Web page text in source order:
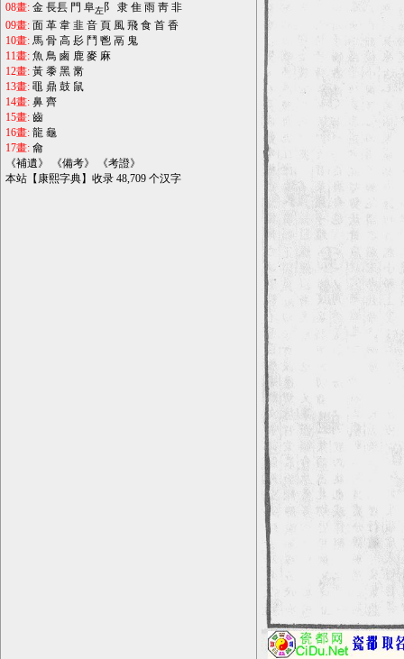
08畫: 金 長镸 門 阜左阝 隶 隹 雨 靑 非
09畫: 面 革 韋 韭 音 頁 風 飛 食 首 香
10畫: 馬 骨 高 髟 鬥 鬯 鬲 鬼
11畫: 魚 鳥 鹵 鹿 麥 麻
12畫: 黃 黍 黑 黹
13畫: 黽 鼎 鼓 鼠
14畫: 鼻 齊
15畫: 齒
16畫: 龍 龜
17畫: 龠
《補遺》 《備考》 《考證》
本站【康熙字典】收录 48,709 个汉字